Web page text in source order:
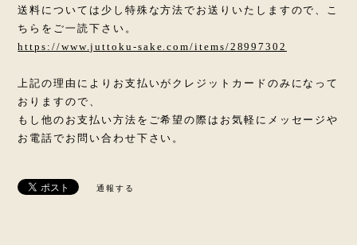
送料については少し特殊な方法でお送りいたしますので、こ
ちらをご一読下さい。
https://www.juttoku-sake.com/items/28997302
上記の理由によりお支払いがクレジットカードのみになって
おりますので、
もし他のお支払い方法をご希望の際はお気軽にメッセージや
お電話でお問い合わせ下さい。
通報する